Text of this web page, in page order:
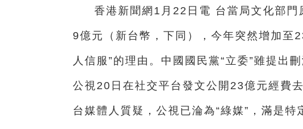
香港新聞網1月22日電 台當局文化部門
9億元（新台幣，下同），今年突然增加至
人信服”的理由。中國國民黨“立委”雖提出
公視20日在社交平台發文公開23億元經費
台媒體人質疑，公視已淪為“綠媒”，滿是